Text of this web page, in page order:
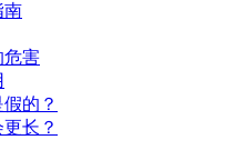
南
危害
的？
长？